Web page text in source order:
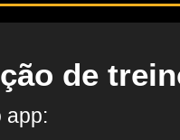
de
app: